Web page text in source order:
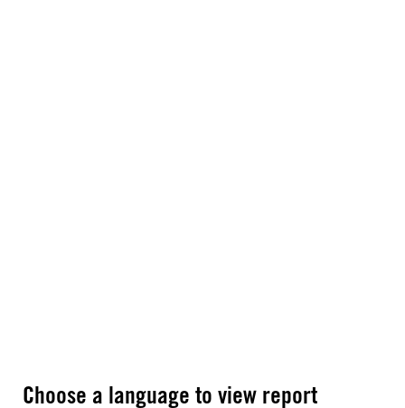
Choose a language to view report